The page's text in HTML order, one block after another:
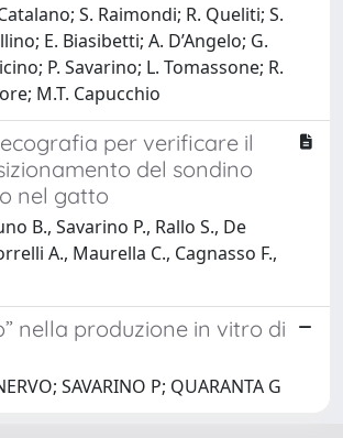
S. Raimondi; R. Queliti; S.
E. Biasibetti; A. D’Angelo; G.
P. Savarino; L. Tomassone; R.
M.T. Capucchio
per verificare il
del sondino
nel gatto
B., Savarino P., Rallo S., De
A., Maurella C., Cagnasso F.,
nella produzione in vitro di
SAVARINO P; QUARANTA G